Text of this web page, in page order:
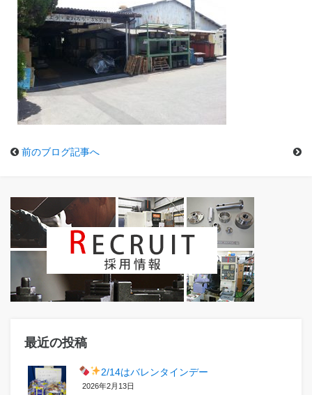
前のブログ記事へ
最近の投稿
2/14はバレンタインデー
2026年2月13日